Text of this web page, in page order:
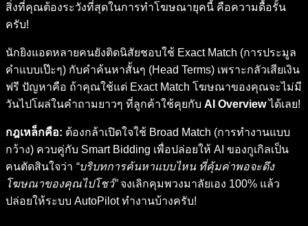
สิ่งที่คุณต้องระวังที่สุดในการทำโฆษณายุคนี้ คือความดื้อรั้น
ครับ!
นักยิงแอดหลายคนยังติดนิสัยชอบใช้ Exact Match (การประมูล
คำแบบเป๊ะๆ) กับคำค้นหาสั้นๆ (Head Terms) เพราะกลัวเสียเงิน
ฟรี ปัญหาคือ ถ้าคุณใช้แต่ Exact Match โฆษณาของคุณจะไม่มี
วันไปโผล่ในคำถามยาวๆ ที่ลูกค้าใช้คุยกับ AI Overviewได้เลย!
กฎเหล็กคือ: ต้องกล้าเปิดใจใช้ Broad Match (การทำงานแบบ
กว้าง) ควบคู่กับ Smart Bidding เพื่อปล่อยให้ AI ของกูเกิลเป็น
คนตัดสินใจว่า “บริบทการค้นหาแบบไหน ที่คุ้มค่าพอจะดึง
โฆษณาของคุณไปโชว์”จงเลิกคุมพวงมาลัยเอง 100% แล้ว
ปล่อยให้ระบบ AutoPilot ทำงานบ้างครับ!